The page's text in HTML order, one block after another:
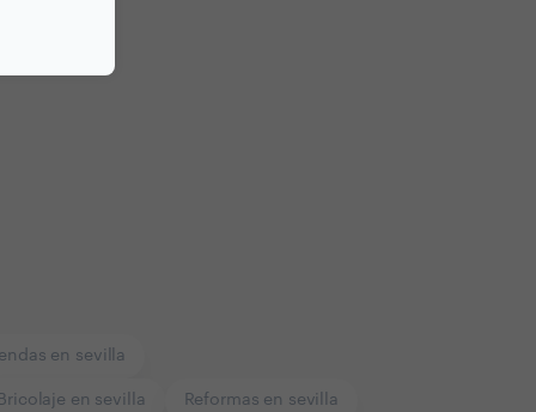
en sevilla
Bricolaje en sevilla Reformas en sevilla